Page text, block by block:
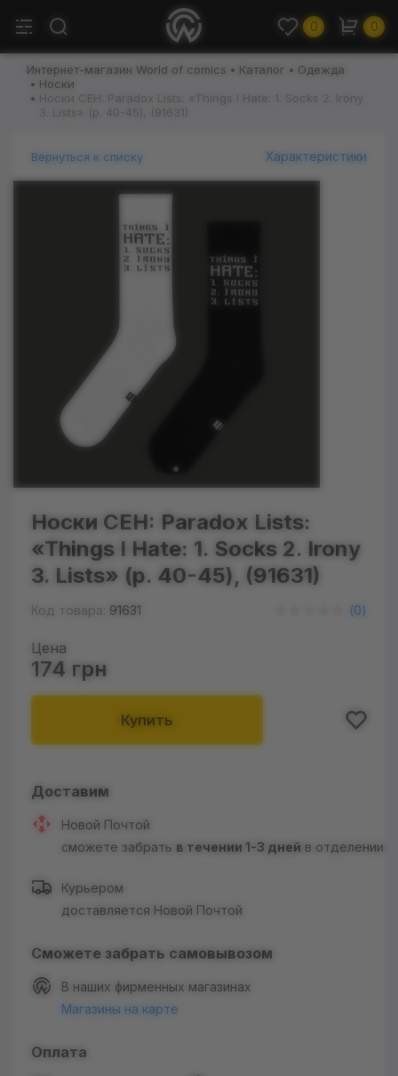
0 0
Интернет-магазин World of comics Каталог
Одежда
Носки
Носки CEH: Paradox Lists: «Things I Hate: 1. Socks 2. Irony
3. Lists‎» (р. 40-45), (91631)
Вернуться к списку Характеристики
Носки CEH: Paradox Lists:
«Things I Hate: 1. Socks 2. Irony
3. Lists‎» (р. 40-45), (91631)
Код товара: 91631 (0)
Цена
174 грн
Купить
Доставим
Новой Почтой
сможете забрать в течении 1-3 дней в отделении
Курьером
доставляется Новой Почтой
Сможете забрать самовывозом
В наших фирменных магазинах
Магазины на карте
Оплата